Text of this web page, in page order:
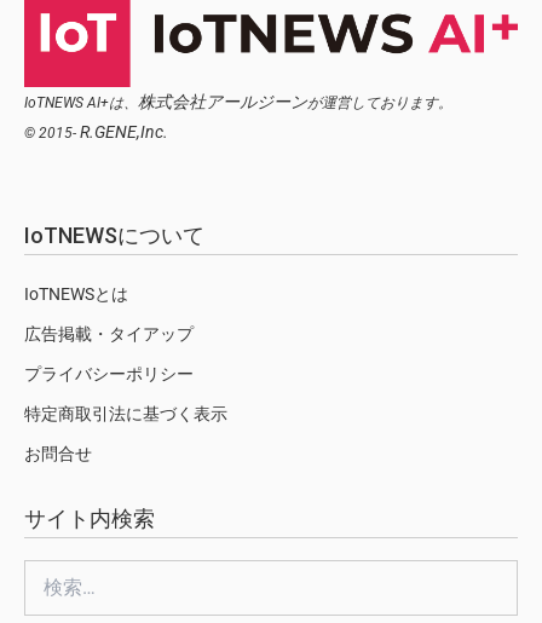
IoTNEWS AI+は、 株式会社アールジーンが運営しております。
© 2015- R.GENE,Inc.
IoTNEWSについて
IoTNEWSとは
広告掲載・タイアップ
プライバシーポリシー
特定商取引法に基づく表示
お問合せ
サイト内検索
索: